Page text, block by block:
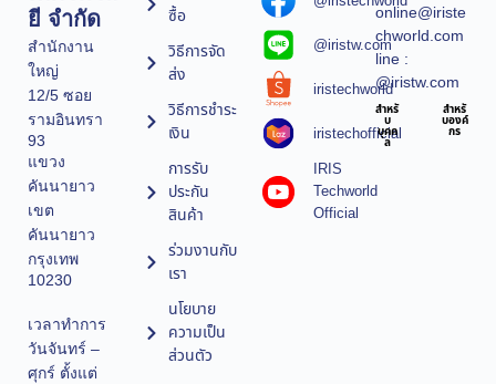
ยี จำกัด
สำนักงาน
ใหญ่
12/5 ซอย
รามอินทรา
93
แขวง
คันนายาว
เขต
คันนายาว
กรุงเทพ
10230
เวลาทำการ
วันจันทร์ –
ศุกร์ ตั้งแต่
ซื้อ
วิธีการจัด
ส่ง
วิธีการชำระ
เงิน
การรับ
ประกัน
สินค้า
ร่วมงานกับ
เรา
นโยบาย
ความเป็น
ส่วนตัว
@iristw.com
iristechworld
iristechofficial
IRIS
Techworld
Official
online@iriste
chworld.com
line :
@iristw.com
สำหรั
บ
บุคค
ล
สำหรั
บองค์
กร